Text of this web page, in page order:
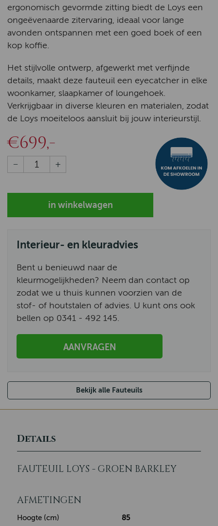
ergonomisch gevormde zitting biedt de Loys een
ongeëvenaarde zitervaring, ideaal voor lange
avonden ontspannen met een goed boek of een
kop koffie.
Het stijlvolle ontwerp, afgewerkt met verfijnde
details, maakt deze fauteuil een eyecatcher in elke
woonkamer, slaapkamer of loungehoek.
Verkrijgbaar in diverse kleuren en materialen, zodat
de Loys moeiteloos aansluit bij jouw interieurstijl.
€699,-
Interieur- en kleuradvies
Bent u benieuwd naar de
kleurmogelijkheden? Neem dan contact op
zodat we u thuis kunnen voorzien van de
stof- of houtstalen of advies. U kunt ons ook
bellen op 0341 - 492 145.
AANVRAGEN
Bekijk alle Fauteuils
Details
FAUTEUIL LOYS - GROEN BARKLEY
AFMETINGEN
Hoogte (cm)
85